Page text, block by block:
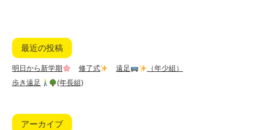
最近の投稿
明日から新学期 修了式 遠足
（年少組）
歩き遠足
(年長組)
アーカイブ